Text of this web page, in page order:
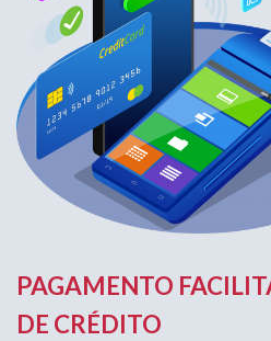
PAGAMENTO
DE CRÉDITO